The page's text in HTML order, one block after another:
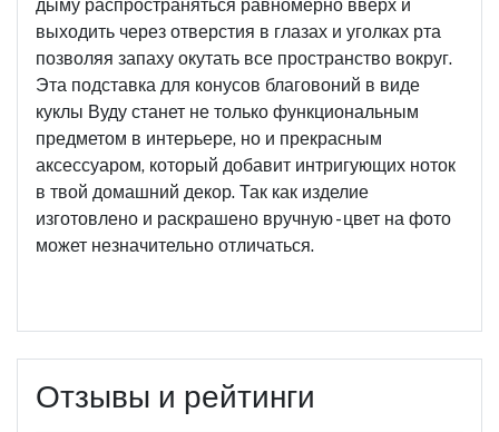
дыму распространяться равномерно вверх и
выходить через отверстия в глазах и уголках рта
позволяя запаху окутать все пространство вокруг.
Эта подставка для конусов благовоний в виде
куклы Вуду станет не только функциональным
предметом в интерьере, но и прекрасным
аксессуаром, который добавит интригующих ноток
в твой домашний декор. Так как изделие
изготовлено и раскрашено вручную - цвет на фото
может незначительно отличаться.
Отзывы и рейтинги